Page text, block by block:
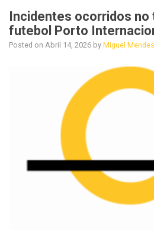
Incidentes ocorridos no
futebol Porto
Posted on Abril 14, 2026 by Miguel Mendes